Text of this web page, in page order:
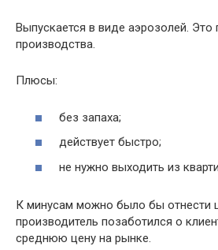
Выпускается в виде аэрозолей. Это
производства.
Плюсы:
без запаха;
действует быстро;
не нужно выходить из
К минусам можно было бы отнести
производитель позаботился о
среднюю цену на рынке.